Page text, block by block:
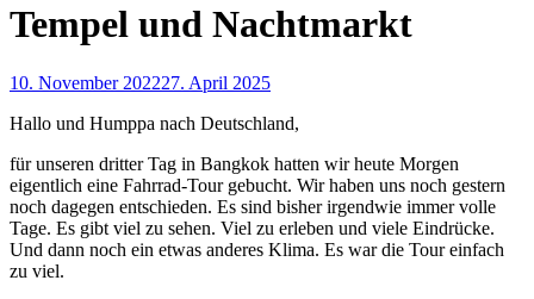
Tempel und Nachtmarkt
10. November 202227. April 2025
Hallo und Humppa nach Deutschland,
für unseren dritter Tag in Bangkok hatten wir heute Morgen
eigentlich eine Fahrrad-Tour gebucht. Wir haben uns noch gestern
noch dagegen entschieden. Es sind bisher irgendwie immer volle
Tage. Es gibt viel zu sehen. Viel zu erleben und viele Eindrücke.
Und dann noch ein etwas anderes Klima. Es war die Tour einfach
zu viel.